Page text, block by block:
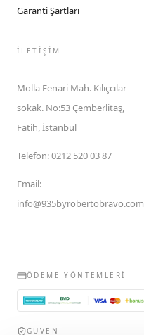
Garanti Şartları
İLETIŞIM
Molla Fenari Mah. Kılıçcılar
sokak. No:53 Çemberlitaş,
Fatih, İstanbul
Telefon:0212 520 03 87
Email:
info@935byrobertobravo.com
ÖDEME YÖNTEMLERI
GÜVEN